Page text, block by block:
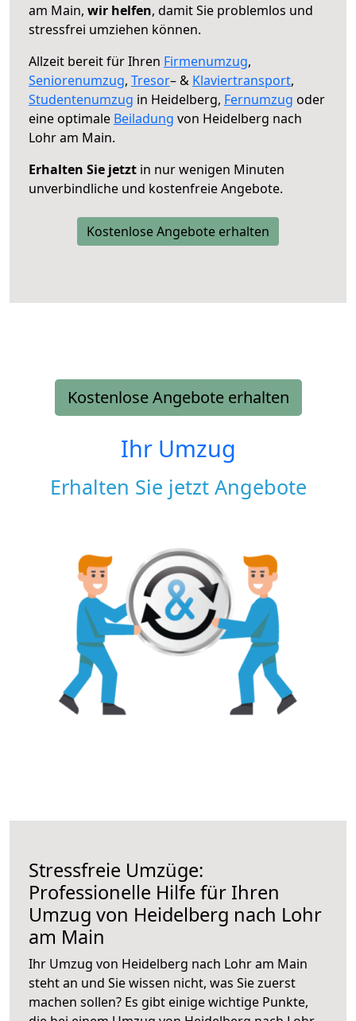
am Main, wir helfen, damit Sie problemlos und
stressfrei umziehen können.
Allzeit bereit für Ihren Firmenumzug,
Seniorenumzug, Tresor– & Klaviertransport,
Studentenumzug in Heidelberg, Fernumzug oder
eine optimale Beiladung von Heidelberg nach
Lohr am Main.
Erhalten Sie jetzt in nur wenigen Minuten
unverbindliche und kostenfreie Angebote.
Kostenlose Angebote erhalten
Kostenlose Angebote erhalten
Ihr Umzug
Erhalten Sie jetzt Angebote
Stressfreie Umzüge:
Professionelle Hilfe für Ihren
Umzug von Heidelberg nach Lohr
am Main
Ihr Umzug von Heidelberg nach Lohr am Main
steht an und Sie wissen nicht, was Sie zuerst
machen sollen? Es gibt einige wichtige Punkte,